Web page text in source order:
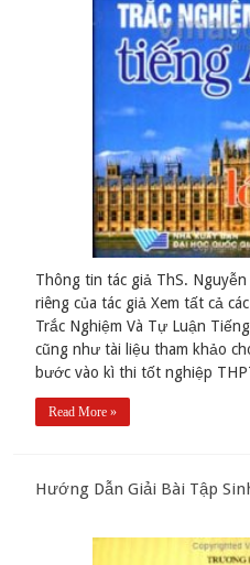
Thông tin tác giả ThS.
riêng của tác giả Xem tất cả
Trắc Nghiệm Và Tự Luận
cũng như tài liệu tham khảo
bước vào kì thi tốt nghiệp
Read More »
Hướng Dẫn Giải Bài Tập